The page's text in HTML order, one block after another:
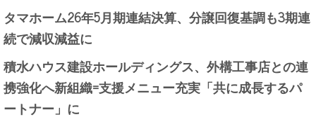
タマホーム26年5月期連結決算、分譲回復基調も3期連
続で減収減益に
積水ハウス建設ホールディングス、外構工事店との連
携強化へ新組織=支援メニュー充実「共に成長するパ
ートナー」に